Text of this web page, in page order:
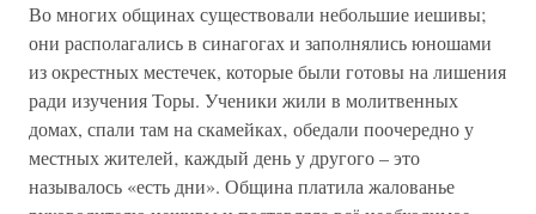
Во многих общинах существовали небольшие иешивы;
они располагались в синагогах и заполнялись юношами
из окрестных местечек, которые были готовы на лишения
ради изучения Торы. Ученики жили в молитвенных
домах, спали там на скамейках‚ обедали поочередно у
местных жителей‚ каждый день у другого – это
называлось «есть дни». Община платила жалованье